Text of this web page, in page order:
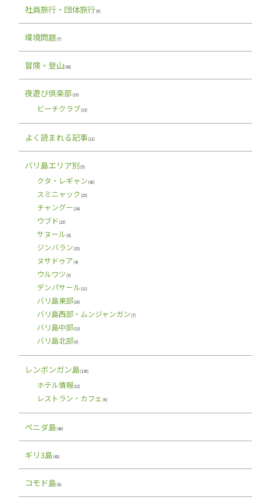
社員旅行・団体旅行(6)
環境問題 (7)
冒険・登山(38)
夜遊び倶楽部 (19)
ビーチクラブ(13)
よく読まれる記事(12)
バリ島エリア別 (5)
クタ・レギャン (42)
スミニャック (15)
チャングー (24)
ウブド (23)
サヌール (8)
ジンバラン (15)
ヌサドゥア (4)
ウルワツ (9)
デンパサール (11)
バリ島東部(16)
バリ島西部・ムンジャンガン (7)
バリ島中部(13)
バリ島北部(9)
レンボンガン島(130)
ホテル情報(12)
レストラン・カフェ (6)
ペニダ島(40)
ギリ3島(43)
コモド島(8)